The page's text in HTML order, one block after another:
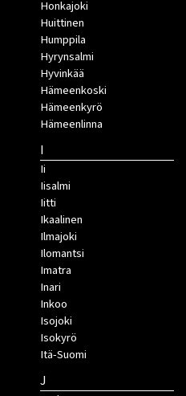
Honkajoki
Huittinen
Humppila
Hyrynsalmi
Hyvinkää
Hämeenkoski
Hämeenkyrö
Hämeenlinna
I
Ii
Iisalmi
Iitti
Ikaalinen
Ilmajoki
Ilomantsi
Imatra
Inari
Inkoo
Isojoki
Isokyrö
Itä-Suomi
J